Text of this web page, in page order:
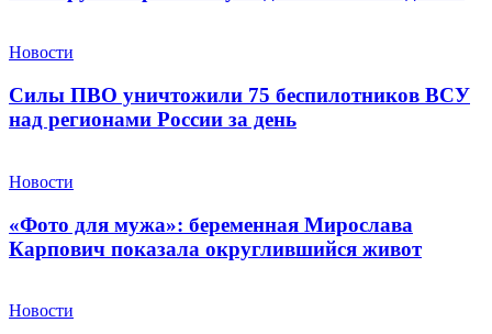
Новости
Силы ПВО уничтожили 75 беспилотников ВСУ
над регионами России за день
Новости
«Фото для мужа»: беременная Мирослава
Карпович показала округлившийся живот
Новости